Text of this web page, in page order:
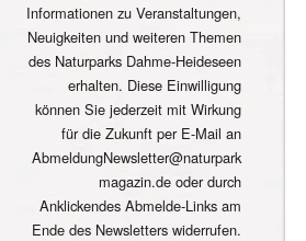
Informationen zu Veranstaltungen,
Neuigkeiten und weiteren Themen
des Naturparks Dahme-Heideseen
erhalten. Diese Einwilligung
können Sie jederzeit mit Wirkung
für die Zukunft per E-Mail an
AbmeldungNewsletter@naturpark
magazin.de oder durch
Anklickendes Abmelde-Links am
Ende des Newsletters widerrufen.